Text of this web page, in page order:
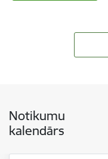
Notikumu
kalendārs